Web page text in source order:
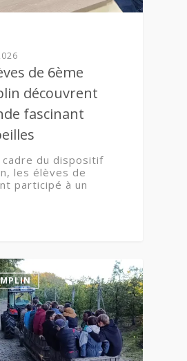
de 6ème
découvrent
fascinant
cadre du dispositif
les élèves de
participé à un
1